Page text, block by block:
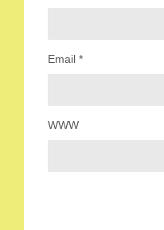
Email *
WWW